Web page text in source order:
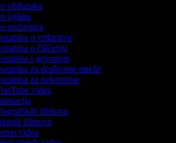
obilazaka
oglasa
pozivnica
o vrtlarstvu
o čišćenju
s govorom
za društvene mreže
za nekretnine
videa
filmova
filmova
videa